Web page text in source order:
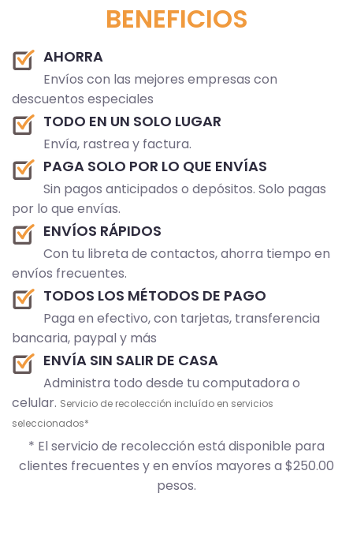
BENEFICIOS
AHORRA
Envíos con las mejores empresas con
descuentos especiales
TODO EN UN SOLO LUGAR
Envía, rastrea y factura.
PAGA SOLO POR LO QUE ENVÍAS
Sin pagos anticipados o depósitos. Solo pagas
por lo que envías.
ENVÍOS RÁPIDOS
Con tu libreta de contactos, ahorra tiempo en
envíos frecuentes.
TODOS LOS MÉTODOS DE PAGO
Paga en efectivo, con tarjetas, transferencia
bancaria, paypal y más
ENVÍA SIN SALIR DE CASA
Administra todo desde tu computadora o
celular. Servicio de recolección incluído en servicios
seleccionados*
* El servicio de recolección está disponible para
clientes frecuentes y en envíos mayores a $250.00
pesos.